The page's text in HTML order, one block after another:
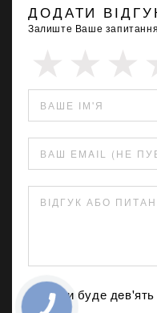
ДОДАТИ
Залиште Ваше запитання
ВАШЕ ІМ'Я
ВАШ EMAIL (НЕ
ВІДГУК АБО
Скільки буде